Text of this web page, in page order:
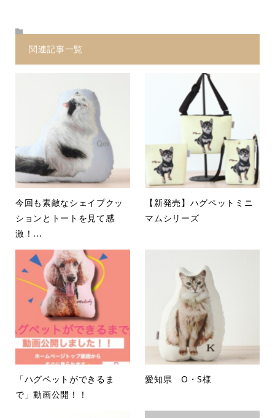
関連記事一覧
今回も素敵なシェイプクッ
ションとトートを見て感
激！...
【新発売】ハグペットミニ
マムシリーズ
「ハグペットができるま
で」動画公開！！
愛知県 O・S様